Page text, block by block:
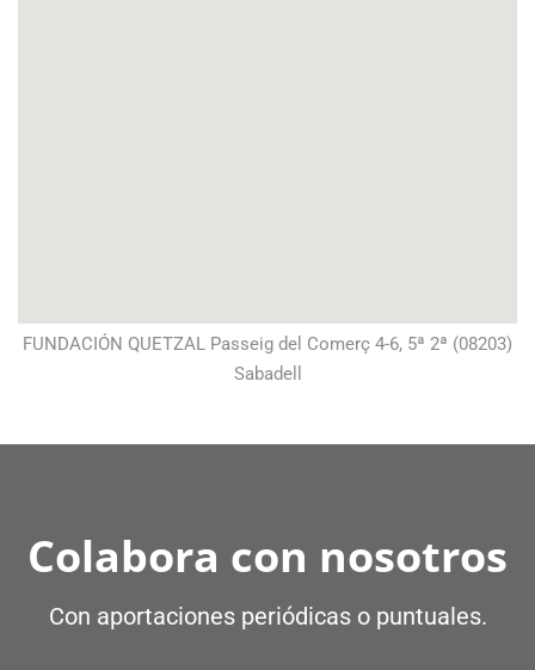
FUNDACIÓN QUETZAL Passeig del Comerç 4-6, 5ª 2ª (08203)
Sabadell
Colabora con nosotros
Con aportaciones periódicas o puntuales.